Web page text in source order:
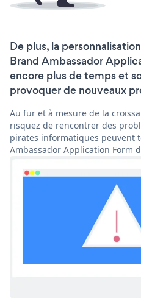
De plus, la
Brand Ambassador
encore plus de temps et
provoquer de nouveaux
Au fur et à mesure de la
risquez de rencontrer des
pirates informatiques peuvent
Ambassador Application Form